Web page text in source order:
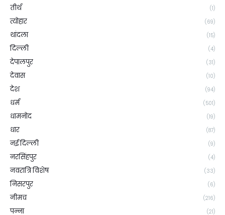
तीर्थ (1)
त्योहार (69)
थांदला (15)
दिल्ली (4)
देपालपुर (31)
देवास (10)
देश (94)
धर्म (501)
धामनोद (19)
धार (87)
नई दिल्ली (9)
नरसिंहपुर (4)
नवरात्रि विशेष (33)
निसरपुर (6)
नीमच (216)
पन्ना (21)